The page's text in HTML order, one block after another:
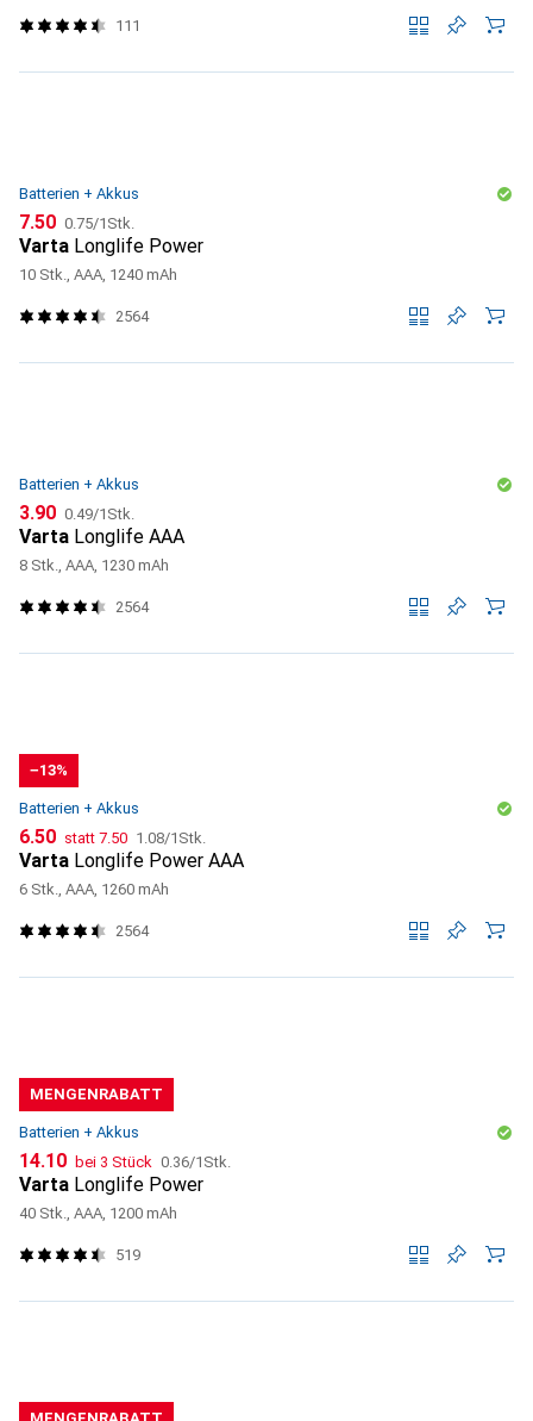
111
Batterien + Akkus
CHF
7.50 CHF
0.75/1Stk.
Varta Longlife Power
10 Stk., AAA, 1240 mAh
2564
Batterien + Akkus
CHF
3.90 CHF
0.49/1Stk.
Varta Longlife AAA
8 Stk., AAA, 1230 mAh
2564
−13%
Batterien + Akkus
CHF
6.50 statt CHF
7.50 CHF
1.08/1Stk.
Varta Longlife Power AAA
6 Stk., AAA, 1260 mAh
2564
MENGENRABATT
Batterien + Akkus
CHF
14.10 bei 3 Stück CHF
0.36/1Stk.
Varta Longlife Power
40 Stk., AAA, 1200 mAh
519